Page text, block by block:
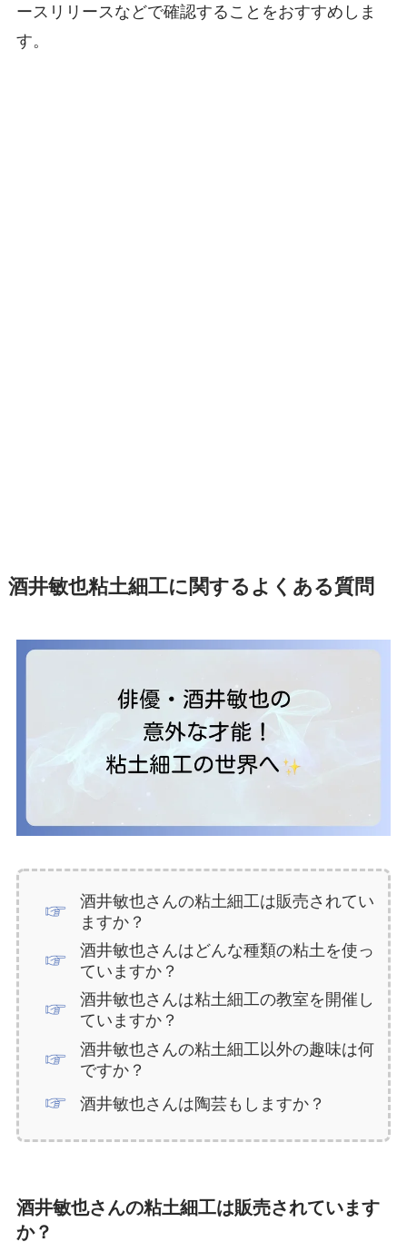
ースリリースなどで確認することをおすすめしま
す。
酒井敏也粘土細工に関するよくある質問
酒井敏也さんの粘土細工は販売されてい
ますか？
酒井敏也さんはどんな種類の粘土を使っ
ていますか？
酒井敏也さんは粘土細工の教室を開催し
ていますか？
酒井敏也さんの粘土細工以外の趣味は何
ですか？
酒井敏也さんは陶芸もしますか？
酒井敏也さんの粘土細工は販売されています
か？